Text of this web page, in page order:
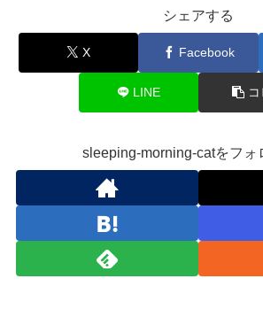
シェアする
X Facebook
LINE
sleeping-morning-catをフォ